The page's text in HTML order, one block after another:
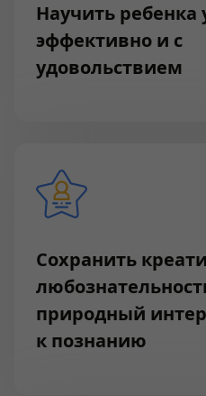
Научить ребенка
эффективно и с
удовольствием
Сохранить
природный
к познанию